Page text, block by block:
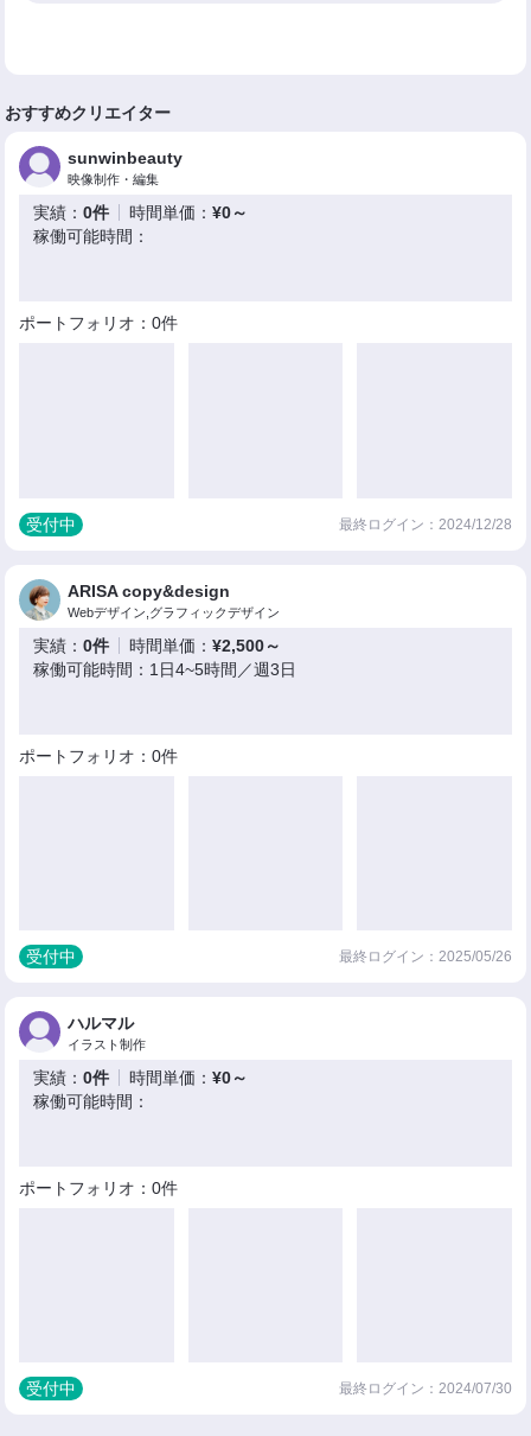
おすすめクリエイター
sunwinbeauty
映像制作・編集
実績：0件 時間単価：¥0～
稼働可能時間：
ポートフォリオ：0件
受付中 最終ログイン：2024/12/28
ARISA copy&design
Webデザイン,グラフィックデザイン
実績：0件 時間単価：¥2,500～
稼働可能時間：1日4~5時間／週3日
ポートフォリオ：0件
受付中 最終ログイン：2025/05/26
ハルマル
イラスト制作
実績：0件 時間単価：¥0～
稼働可能時間：
ポートフォリオ：0件
受付中 最終ログイン：2024/07/30